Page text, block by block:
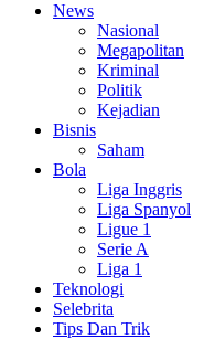
News
Nasional
Megapolitan
Kriminal
Politik
Kejadian
Bisnis
Saham
Bola
Liga Inggris
Liga Spanyol
Ligue 1
Serie A
Liga 1
Teknologi
Selebrita
Tips Dan Trik